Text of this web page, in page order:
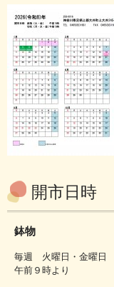
開市日時
鉢物
毎週 火曜日・金曜日
午前９時より